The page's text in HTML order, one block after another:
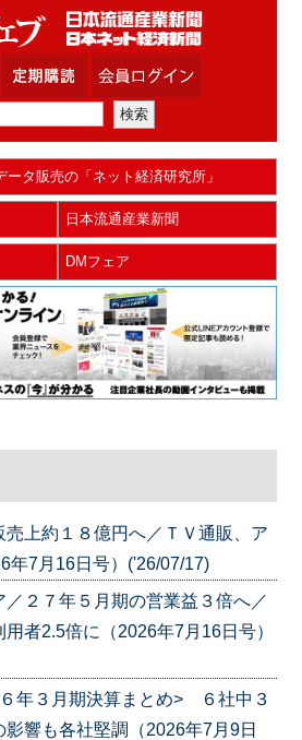
ータ販売の「ネット経済研究所」
日本流通産業新聞
DMフェア
売上約１８億円へ／ＴＶ通販、ア
年7月16日号）('26/07/17)
／２７年５月期の営業益３倍へ／
者2.5倍に（2026年7月16日号）
年３月期決算まとめ> ６社中３
響も各社堅調（2026年7月9日